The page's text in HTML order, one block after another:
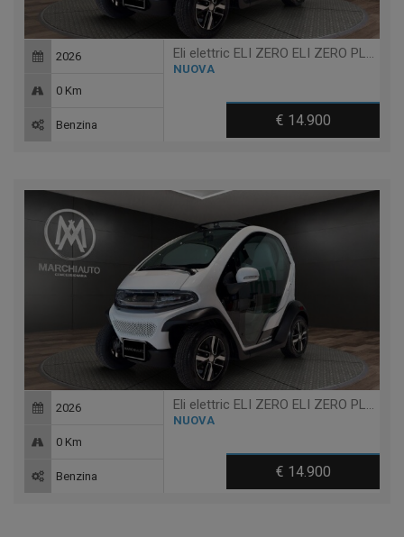
Eli elettric ELI ZERO ELI ZERO PLUS + TABLET - 14 ANNI
NUOVA
€ 14.900
2026
0 Km
Benzina
Eli elettric ELI ZERO ELI ZERO PLUS + TABLET - 14 ANNI
NUOVA
€ 14.900
2026
0 Km
Benzina